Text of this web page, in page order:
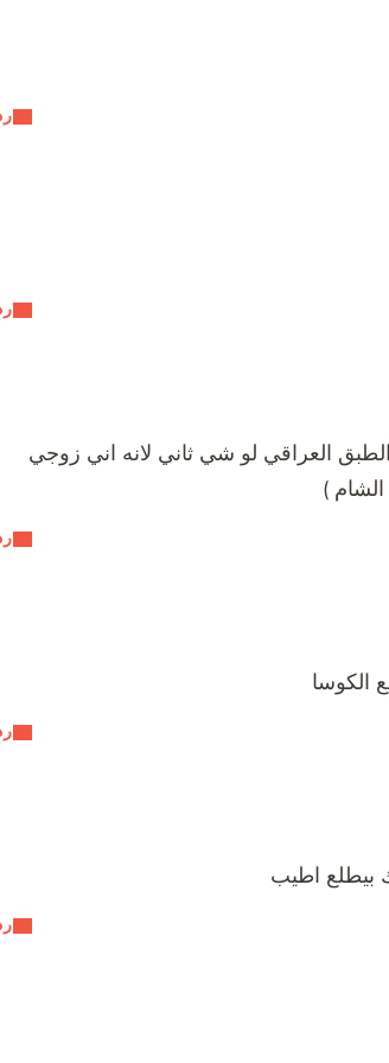
العراقي لو شي ثاني لانه اني زوجي
)
الكوسا
بيطلع اطيب